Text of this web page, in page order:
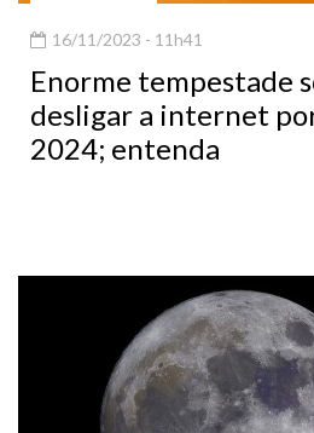
16/11/2023 - 11h41
Enorme tempestade
desligar a internet
2024; entenda